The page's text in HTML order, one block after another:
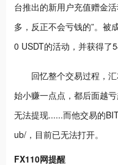
台推出的新用户充值赠金
多，反正不会亏钱的”。被
0 USDT的活动，并获得了
回忆整个交易过程，汇
始小赚一点点，都后面越
无法提现......而他交易的
ub/，目前已无法打开。
FX110网提醒